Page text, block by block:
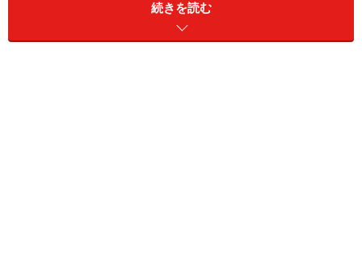
1. サイドスリットがポイントの「メランジ
リブニットチュニック」
続きを読む